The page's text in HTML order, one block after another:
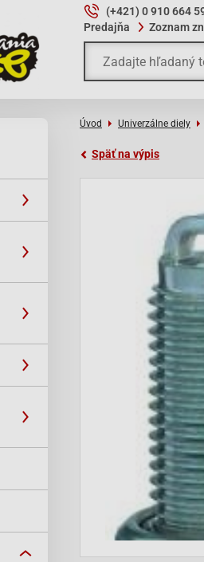
(+421) 0 910 664
Predajňa
Zoznam
Úvod Univerzálne diely
Späť na výpis